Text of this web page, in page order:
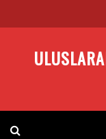
to